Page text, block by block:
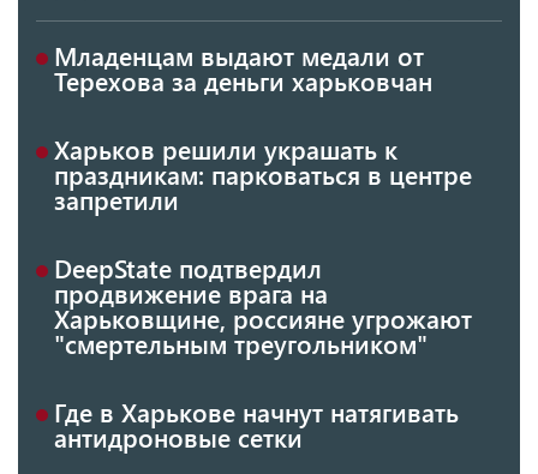
Младенцам выдают медали от
Терехова за деньги харьковчан
Харьков решили украшать к
праздникам: парковаться в центре
запретили
DeepState подтвердил
продвижение врага на
Харьковщине, россияне угрожают
"смертельным треугольником"
Где в Харькове начнут натягивать
антидроновые сетки